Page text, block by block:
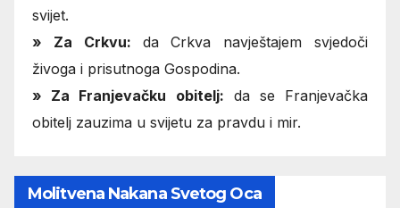
svijet.
» Za Crkvu: da Crkva navještajem svjedoči
živoga i prisutnoga Gospodina.
» Za Franjevačku obitelj: da se Franjevačka
obitelj zauzima u svijetu za pravdu i mir.
Molitvena Nakana Svetog Oca